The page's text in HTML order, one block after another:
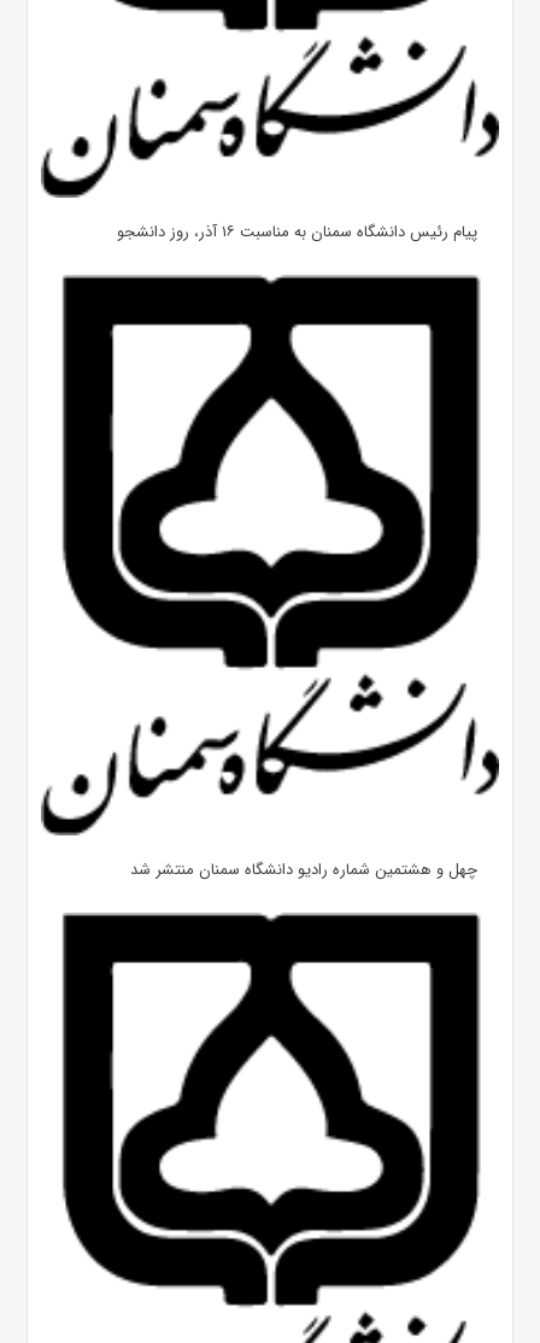
پیام رئیس دانشگاه سمنان به مناسبت ۱۶ آذر، روز دانشجو
چهل و هشتمین شماره رادیو دانشگاه سمنان منتشر شد